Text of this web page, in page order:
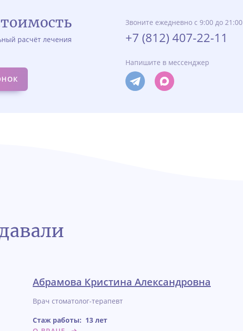
расчёт лечения
Звоните ежедневно с 9:00 до 21:00
+7 (812) 407-22-11
Напишите в мессенджер
Абрамова Кристина Александровна
Врач стоматолог-терапевт
Стаж работы: 13 лет